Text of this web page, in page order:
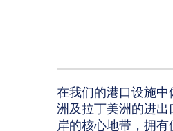
在我们的港口设施
洲及拉丁美洲的进
岸的核心地带，拥